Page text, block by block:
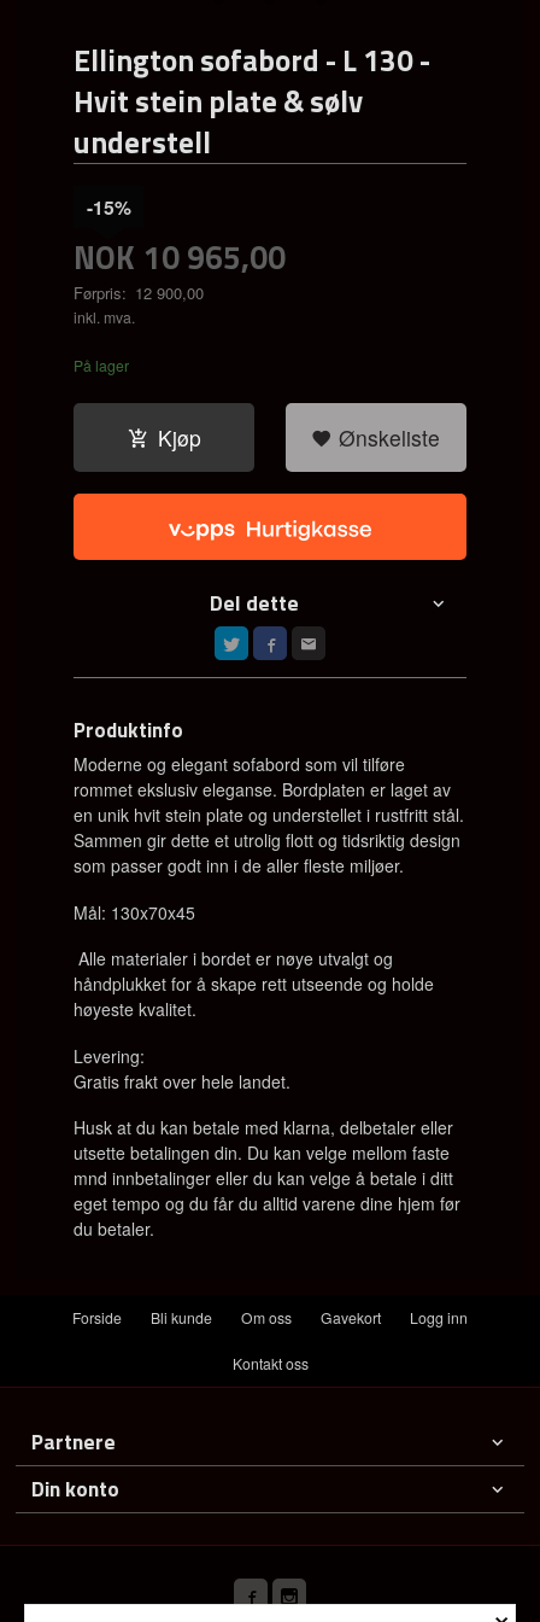
Ellington sofabord - L 130 -
Hvit stein plate & sølv
understell
NOK 10 965,00
Førpris: 12 900,00
Rabatt
-15%
inkl. mva.
På lager
Kjøp Ønskeliste
Del dette
Produktinfo
Moderne og elegant sofabord som vil tilføre
rommet ekslusiv eleganse. Bordplaten er laget av
en unik hvit stein plate og understellet i rustfritt stål.
Sammen gir dette et utrolig flott og tidsriktig design
som passer godt inn i de aller fleste miljøer.
Mål: 130x70x45
Alle materialer i bordet er nøye utvalgt og
håndplukket for å skape rett utseende og holde
høyeste kvalitet.
Levering:
Gratis frakt over hele landet.
Husk at du kan betale med klarna, delbetaler eller
utsette betalingen din. Du kan velge mellom faste
mnd innbetalinger eller du kan velge å betale i ditt
eget tempo og du får du alltid varene dine hjem før
du betaler.
Forside Bli kunde Om oss Gavekort Logg inn
Kontakt oss
Partnere
Din konto